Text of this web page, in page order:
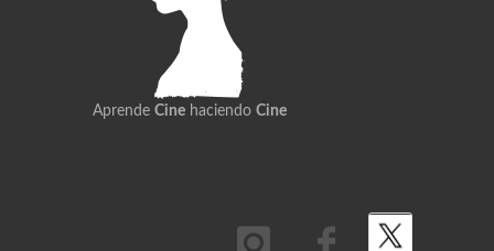
Aprende Cine haciendo Cine